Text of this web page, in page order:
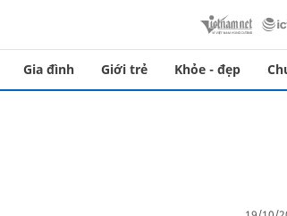
Gia đình Giới trẻ Khỏe - đẹp